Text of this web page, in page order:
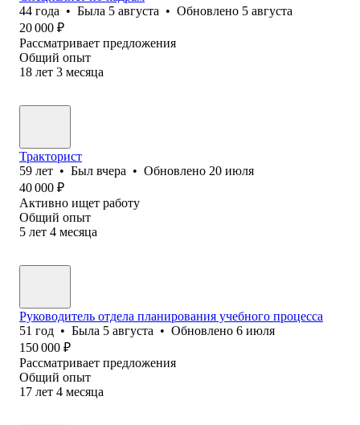
44 года • Была 5 августа • Обновлено 5 августа
20 000 ₽
Рассматривает предложения
Общий опыт
18 лет 3 месяца
Тракторист
59 лет • Был вчера • Обновлено 20 июля
40 000 ₽
Активно ищет работу
Общий опыт
5 лет 4 месяца
Руководитель отдела планирования учебного процесса
51 год • Была 5 августа • Обновлено 6 июля
150 000 ₽
Рассматривает предложения
Общий опыт
17 лет 4 месяца